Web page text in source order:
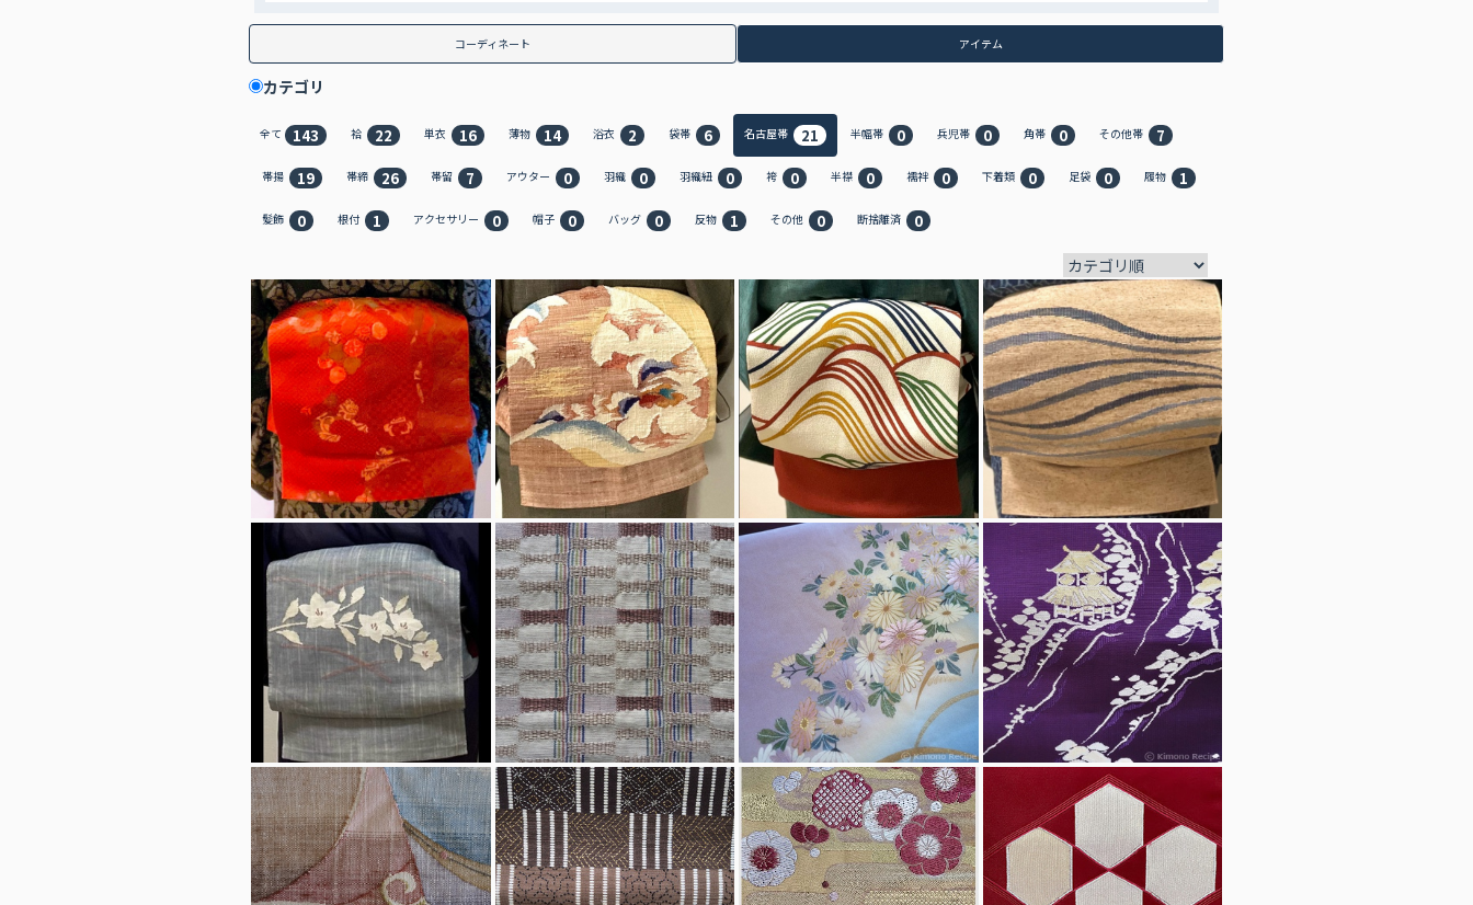
コーディネート アイテム
カテゴリ
全て 143 袷 22 単衣 16 薄物 14 浴衣 2 袋帯 6 名古屋帯 21 半幅帯 0 兵児帯 0 角帯 0 その他帯 7
帯揚 19 帯締 26 帯留 7 アウター 0 羽織 0 羽織紐 0 袴 0 半襟 0 襦袢 0 下着類 0 足袋 0 履物 1
髪飾 0 根付 1 アクセサリー 0 帽子 0 バッグ 0 反物 1 その他 0 断捨離済 0